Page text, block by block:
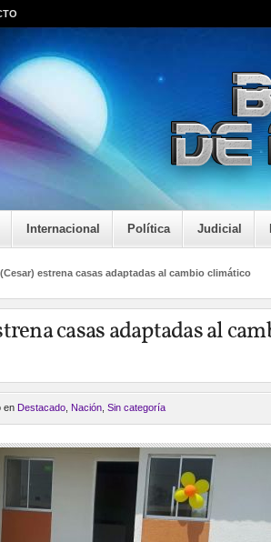
Internacional Política Judicial
estrena casas adaptadas al cambio climático
casas adaptadas al
en Destacado Nación Sin categoría